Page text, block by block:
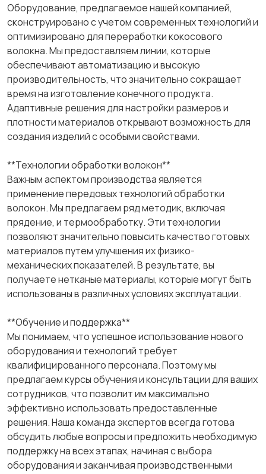
Оборудование, предлагаемое нашей компанией,
сконструировано с учетом современных технологий и
оптимизировано для переработки кокосового
волокна. Мы предоставляем линии, которые
обеспечивают автоматизацию и высокую
производительность, что значительно сокращает
время на изготовление конечного продукта.
Адаптивные решения для настройки размеров и
плотности материалов открывают возможность для
создания изделий с особыми свойствами.
**Технологии обработки волокон**
Важным аспектом производства является
применение передовых технологий обработки
волокон. Мы предлагаем ряд методик, включая
прядение, и термообработку. Эти технологии
позволяют значительно повысить качество готовых
материалов путем улучшения их физико-
механических показателей. В результате, вы
получаете нетканые материалы, которые могут быть
использованы в различных условиях эксплуатации.
**Обучение и поддержка**
Мы понимаем, что успешное использование нового
оборудования и технологий требует
квалифицированного персонала. Поэтому мы
предлагаем курсы обучения и консультации для ваших
сотрудников, что позволит им максимально
эффективно использовать предоставленные
решения. Наша команда экспертов всегда готова
обсудить любые вопросы и предложить необходимую
поддержку на всех этапах, начиная с выбора
оборудования и заканчивая производственными